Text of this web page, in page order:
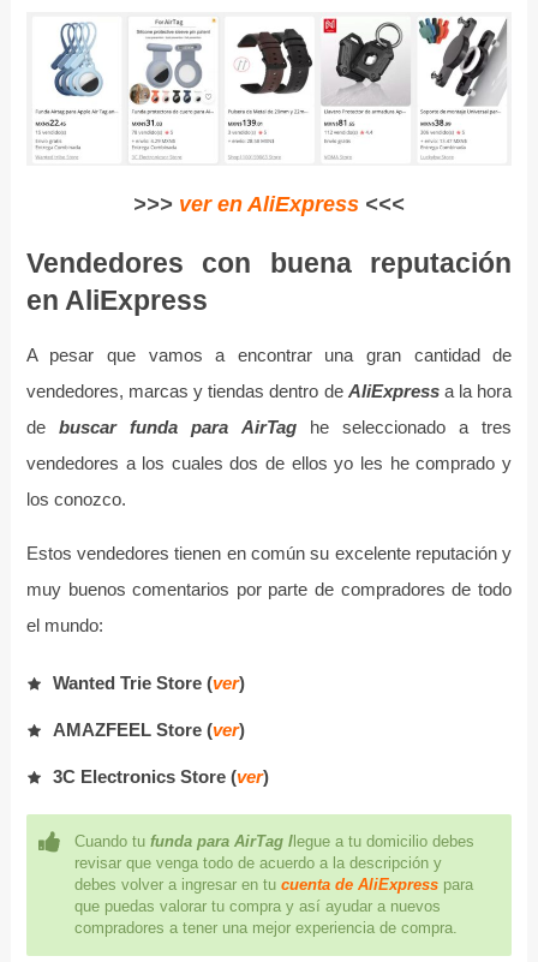
>>> ver en AliExpress <<<
Vendedores con buena reputación
en AliExpress
A pesar que vamos a encontrar una gran cantidad de
vendedores, marcas y tiendas dentro de AliExpressa la hora
debuscar funda para AirTaghe seleccionado a tres
vendedores a los cuales dos de ellos yo les he comprado y
los conozco.
Estos vendedores tienen en común su excelente reputación y
muy buenos comentarios por parte de compradores de todo
el mundo:
Wanted Trie Store (ver)
AMAZFEEL Store (ver)
3C Electronics Store (ver)
Cuando tu funda para AirTag llegue a tu domicilio debes
revisar que venga todo de acuerdo a la descripción y
debes volver a ingresar en tu cuenta de AliExpress para
que puedas valorar tu compra y así ayudar a nuevos
compradores a tener una mejor experiencia de compra.